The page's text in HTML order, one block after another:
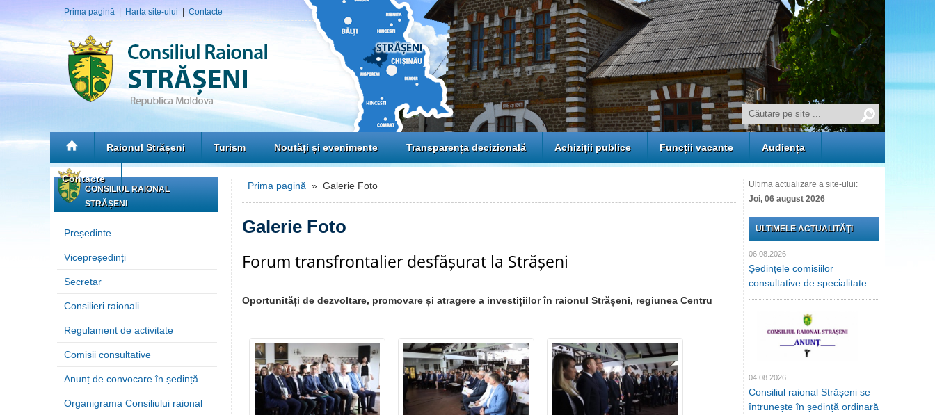
Prima pagină Harta site-ului Contacte
Raionul Strășeni Turism Noutăţi și evenimente Transparența decizională Achiziţii publice Funcții vacante Audiența
Contacte
CONSILIUL RAIONAL
STRĂȘENI
Președinte
Vicepreședinți
Secretar
Consilieri raionali
Regulament de activitate
Comisii consultative
Anunț de convocare în ședință
Organigrama Consiliului raional
Prima pagină » Galerie Foto
Galerie Foto
Forum transfrontalier desfășurat la Strășeni
Oportunități de dezvoltare, promovare și atragere a investițiilor în raionul Strășeni, regiunea Centru
Ultima actualizare a site-ului:
Joi, 06 august 2026
ULTIMELE ACTUALITĂŢI
06.08.2026
Ședințele comisiilor
consultative de specialitate
04.08.2026
Consiliul raional Strășeni se
întrunește în ședință ordinară